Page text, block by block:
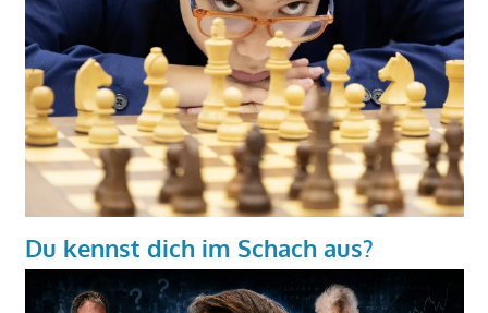
Du kennst dich im Schach aus?